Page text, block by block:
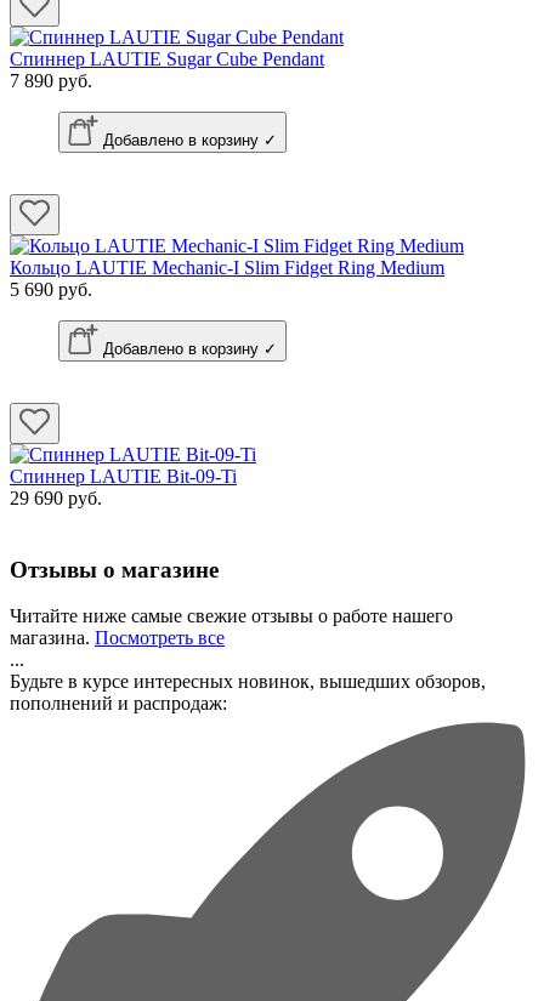
Спиннер LAUTIE Sugar Cube Pendant
7 890 руб.
Добавлено в корзину ✓
Кольцо LAUTIE Mechanic-I Slim Fidget Ring Medium
5 690 руб.
Добавлено в корзину ✓
Спиннер LAUTIE Bit-09-Ti
29 690 руб.
Отзывы о магазине
Читайте ниже самые свежие отзывы о работе нашего
магазина. Посмотреть все
...
Будьте в курсе интересных новинок, вышедших обзоров,
пополнений и распродаж: